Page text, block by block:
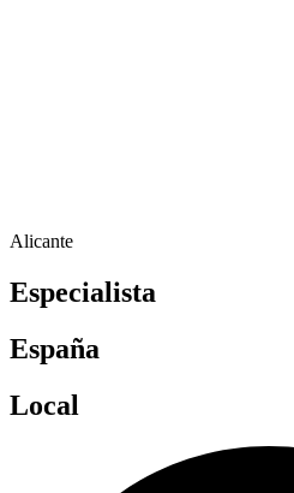
Alicante
Especialista
España
Local